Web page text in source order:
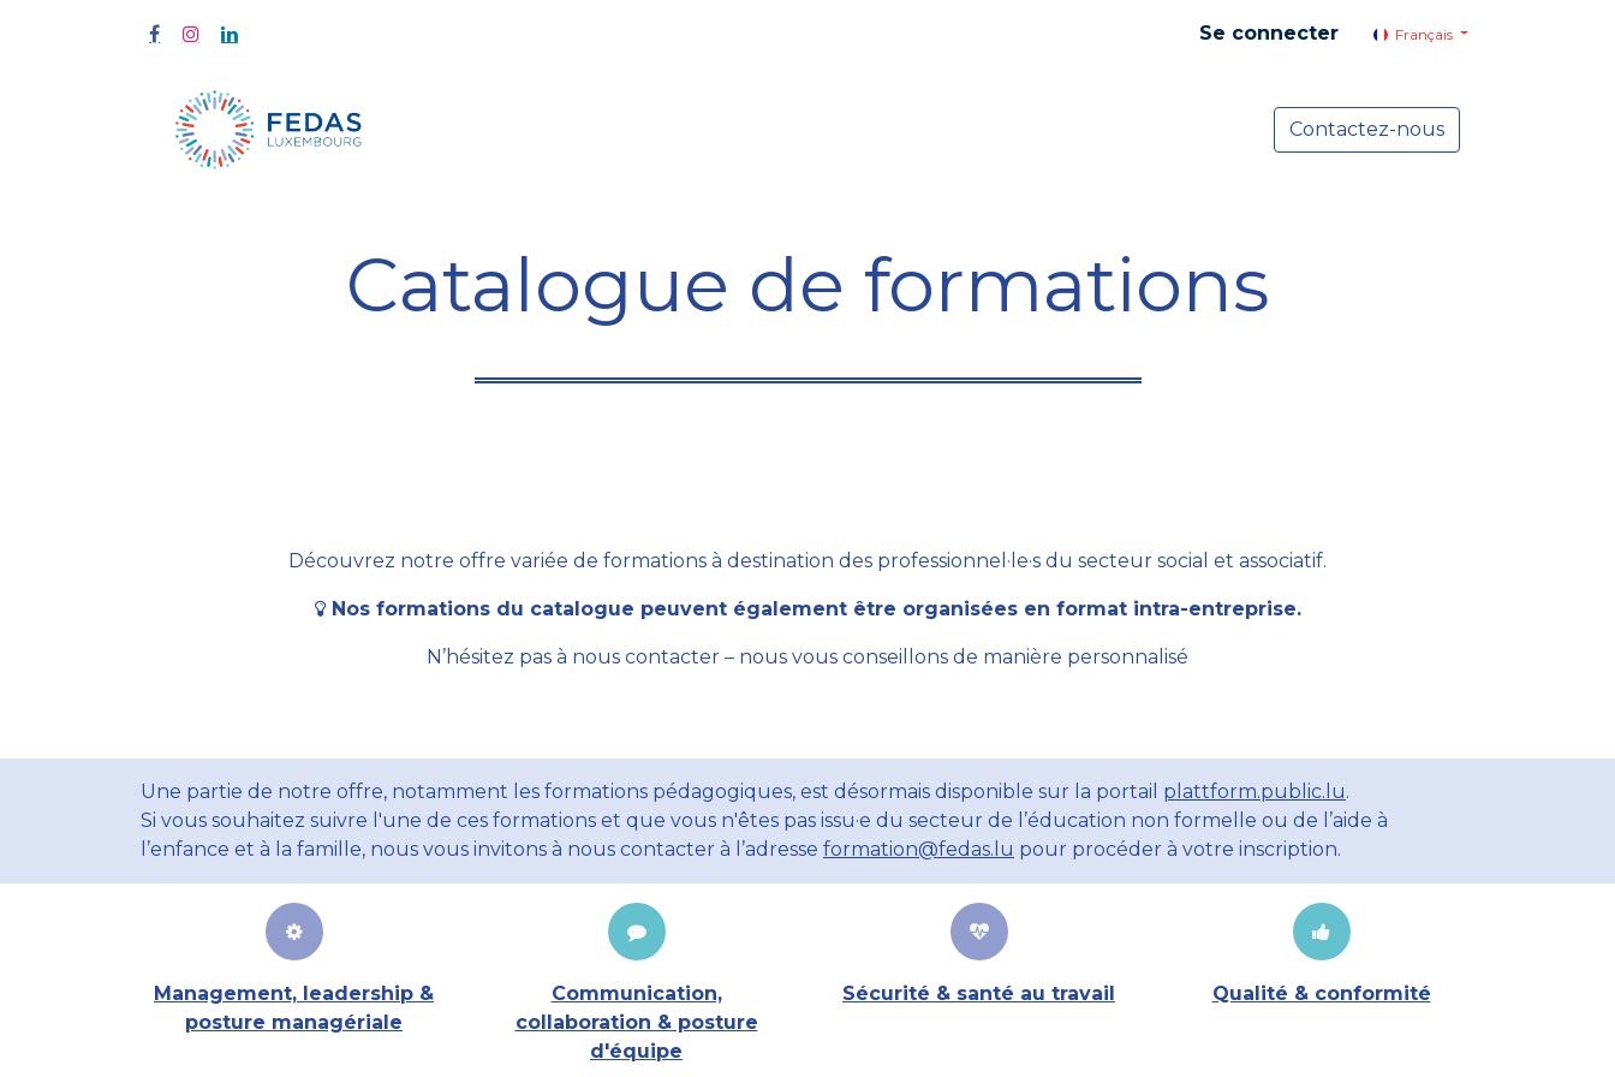
Se connecter Français
Actualités
Contactez-nous
Catalogue de formations
Découvrez notre offre variée de formations à destination des professionnel·le·s du secteur social et associatif.
Nos formations du catalogue peuvent également être organisées en format intra-entreprise.
N’hésitez pas à nous contacter – nous vous conseillons de manière personnalisé
Une partie de notre offre, notamment les formations pédagogiques, est désormais disponible sur la portail plattform.public.lu.
Si vous souhaitez suivre l'une de ces formations et que vous n'êtes pas issu·e du secteur de l’éducation non formelle ou de l’aide à
l’enfance et à la famille, nous vous invitons à nous contacter à l’adresse formation@fedas.lu pour procéder à votre inscription.
Management, leadership &
posture managériale
Communication,
collaboration & posture
d'équipe
Sécurité & santé au travail Qualité & conformité